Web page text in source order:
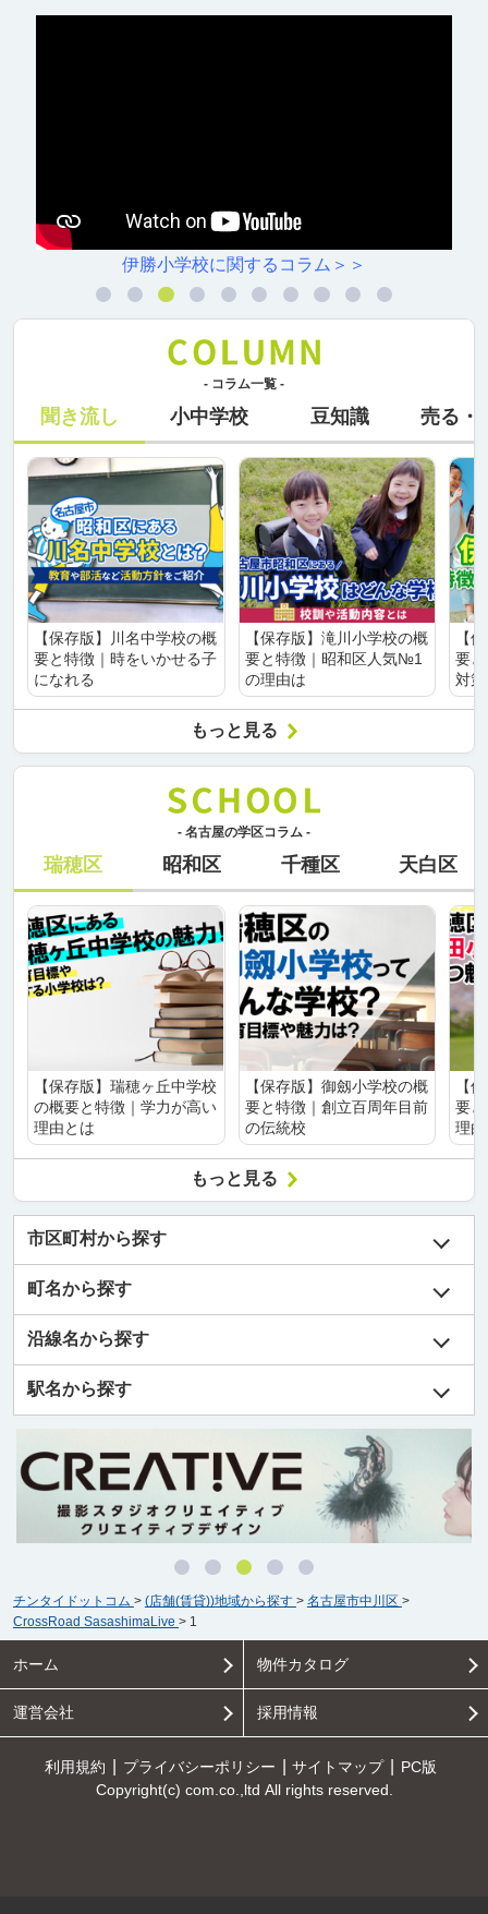
するコラム＞＞
- コラム一覧 -
聞き流し 小中学校 豆知識 売る・
【保存版】川名中学校の概
要と特徴｜時をいかせる子
になれる
【保存版】滝川小学校の概
要と特徴｜昭和区人気№1
の理由は
【
要
対
もっと見る
- 名古屋の学区コラム -
瑞穂区 昭和区 千種区 天白区
【保存版】瑞穂ヶ丘中学校
の概要と特徴｜学力が高い
理由とは
【保存版】御劔小学校の概
要と特徴｜創立百周年目前
の伝統校
【
要
理
もっと見る
市区町村から探す
町名から探す
沿線名から探す
駅名から探す
チンタイドットコム > (店舗(賃貸))地域から探す > 名古屋市中川区 >
CrossRoad SasashimaLive > 1
ホーム 物件カタログ
運営会社 採用情報
利用規約 プライバシーポリシー サイトマップ
PC版
Copyright(c) com.co.,ltd All rights reserved.